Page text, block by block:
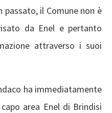
il Comune non è
da Enel e pertanto
attraverso i suoi
ha immediatamente
area Enel di Brindisi